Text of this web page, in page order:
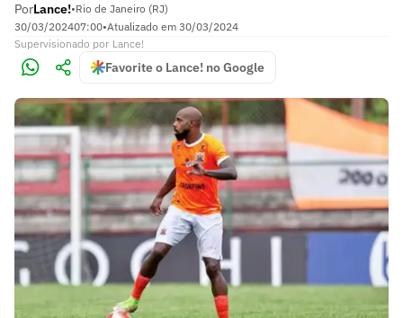
PorLance!•Rio de Janeiro (RJ)
30/03/202407:00•Atualizado em 30/03/2024
Supervisionado por Lance!
Favorite o Lance! no Google